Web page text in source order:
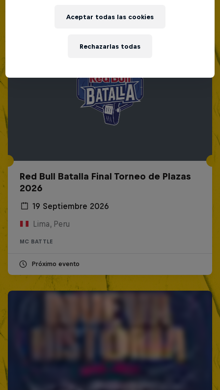
Red Bull Batalla Final Torneo de Plazas
2026
19 Septiembre 2026
Lima, Peru
MC BATTLE
Próximo evento
Rechazarlas todas
Aceptar todas las cookies